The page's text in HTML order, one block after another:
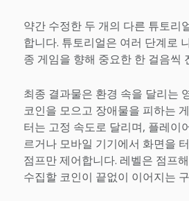
약간 수정한 두 개의 다른 튜토리
합니다. 튜토리얼은 여러 단계로
종 게임을 향해 중요한 한 걸음씩
최종 결과물은 환경 속을 달리는
코인을 모으고 장애물을 피하는
터는 고정 속도로 달리며, 플레이
르거나 모바일 기기에서 화면을
점프만 제어합니다. 레벨은 점프
수집할 코인이 끝없이 이어지는